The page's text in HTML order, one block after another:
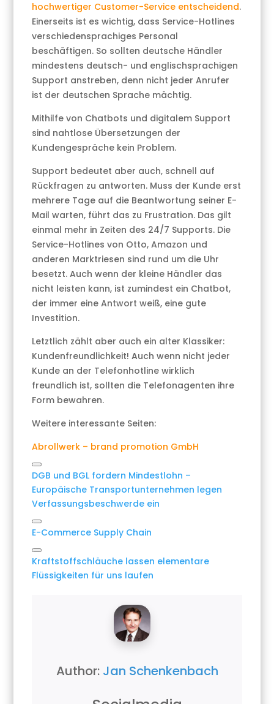
hochwertiger Customer-Service entscheidend.
Einerseits ist es wichtig, dass Service-Hotlines
verschiedensprachiges Personal
beschäftigen. So sollten deutsche Händler
mindestens deutsch- und englischsprachigen
Support anstreben, denn nicht jeder Anrufer
ist der deutschen Sprache mächtig.
Mithilfe von Chatbots und digitalem Support
sind nahtlose Übersetzungen der
Kundengespräche kein Problem.
Support bedeutet aber auch, schnell auf
Rückfragen zu antworten. Muss der Kunde erst
mehrere Tage auf die Beantwortung seiner E-
Mail warten, führt das zu Frustration. Das gilt
einmal mehr in Zeiten des 24/7 Supports. Die
Service-Hotlines von Otto, Amazon und
anderen Marktriesen sind rund um die Uhr
besetzt. Auch wenn der kleine Händler das
nicht leisten kann, ist zumindest ein Chatbot,
der immer eine Antwort weiß, eine gute
Investition.
Letztlich zählt aber auch ein alter Klassiker:
Kundenfreundlichkeit! Auch wenn nicht jeder
Kunde an der Telefonhotline wirklich
freundlich ist, sollten die Telefonagenten ihre
Form bewahren.
Weitere interessante Seiten:
Abrollwerk – brand promotion GmbH
Link
kopieren
DGB und BGL fordern Mindestlohn –
Europäische Transportunternehmen legen
Verfassungsbeschwerde ein
Link
kopieren
E-Commerce Supply Chain
Link
kopieren
Kraftstoffschläuche lassen elementare
Flüssigkeiten für uns laufen
Author: Jan Schenkenbach